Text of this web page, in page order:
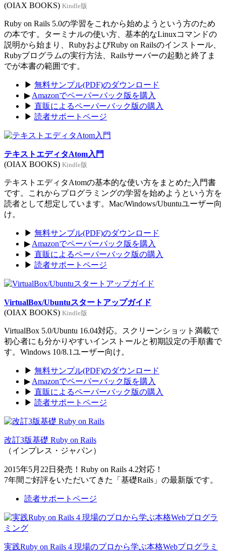
(OIAX BOOKS) Kindle版
Ruby on Rails 5.0の学習をこれから始めようという方のため
の本です。ターミナルの使い方、基本的なLinuxコマンドの
説明から始まり、RubyおよびRuby on Railsのインストール、
Rubyプログラムの実行方法、Railsサーバーの起動と終了ま
でが本書の範囲です。
▶ 無料サンプル(PDF)のダウンロード
▶ Amazonでペーパーバック版を購入
▶ 直販によるペーパーバック版の購入
▶ 読者サポートページ
テキストエディタAtom入門
(OIAX BOOKS) Kindle版
テキストエディタAtomの基本的な使い方をまとめた入門書
です。これからプログラミングの学習を始めようという方を
読者として想定しています。Mac/Windows/Ubuntuユーザー向
け。
▶ 無料サンプル(PDF)のダウンロード
▶ Amazonでペーパーバック版を購入
▶ 直販によるペーパーバック版の購入
▶ 読者サポートページ
VirtualBox/Ubuntuスタートアップガイド
(OIAX BOOKS) Kindle版
VirtualBox 5.0/Ubuntu 16.04対応。スクリーンショット満載で
初心者にも分かりやすいインストールと初期設定の手順書で
す。Windows 10/8.1ユーザー向け。
▶ 無料サンプル(PDF)のダウンロード
▶ Amazonでペーパーバック版を購入
▶ 直販によるペーパーバック版の購入
▶ 読者サポートページ
改訂3版基礎 Ruby on Rails
（インプレス・ジャパン）
2015年5月22日発売！Ruby on Rails 4.2対応！
7年間ご好評をいただいてきた「基礎Rails」の最新版です。
読者サポートページ
実践Ruby on Rails 4 現場のプロから学ぶ本格Webプログラミ